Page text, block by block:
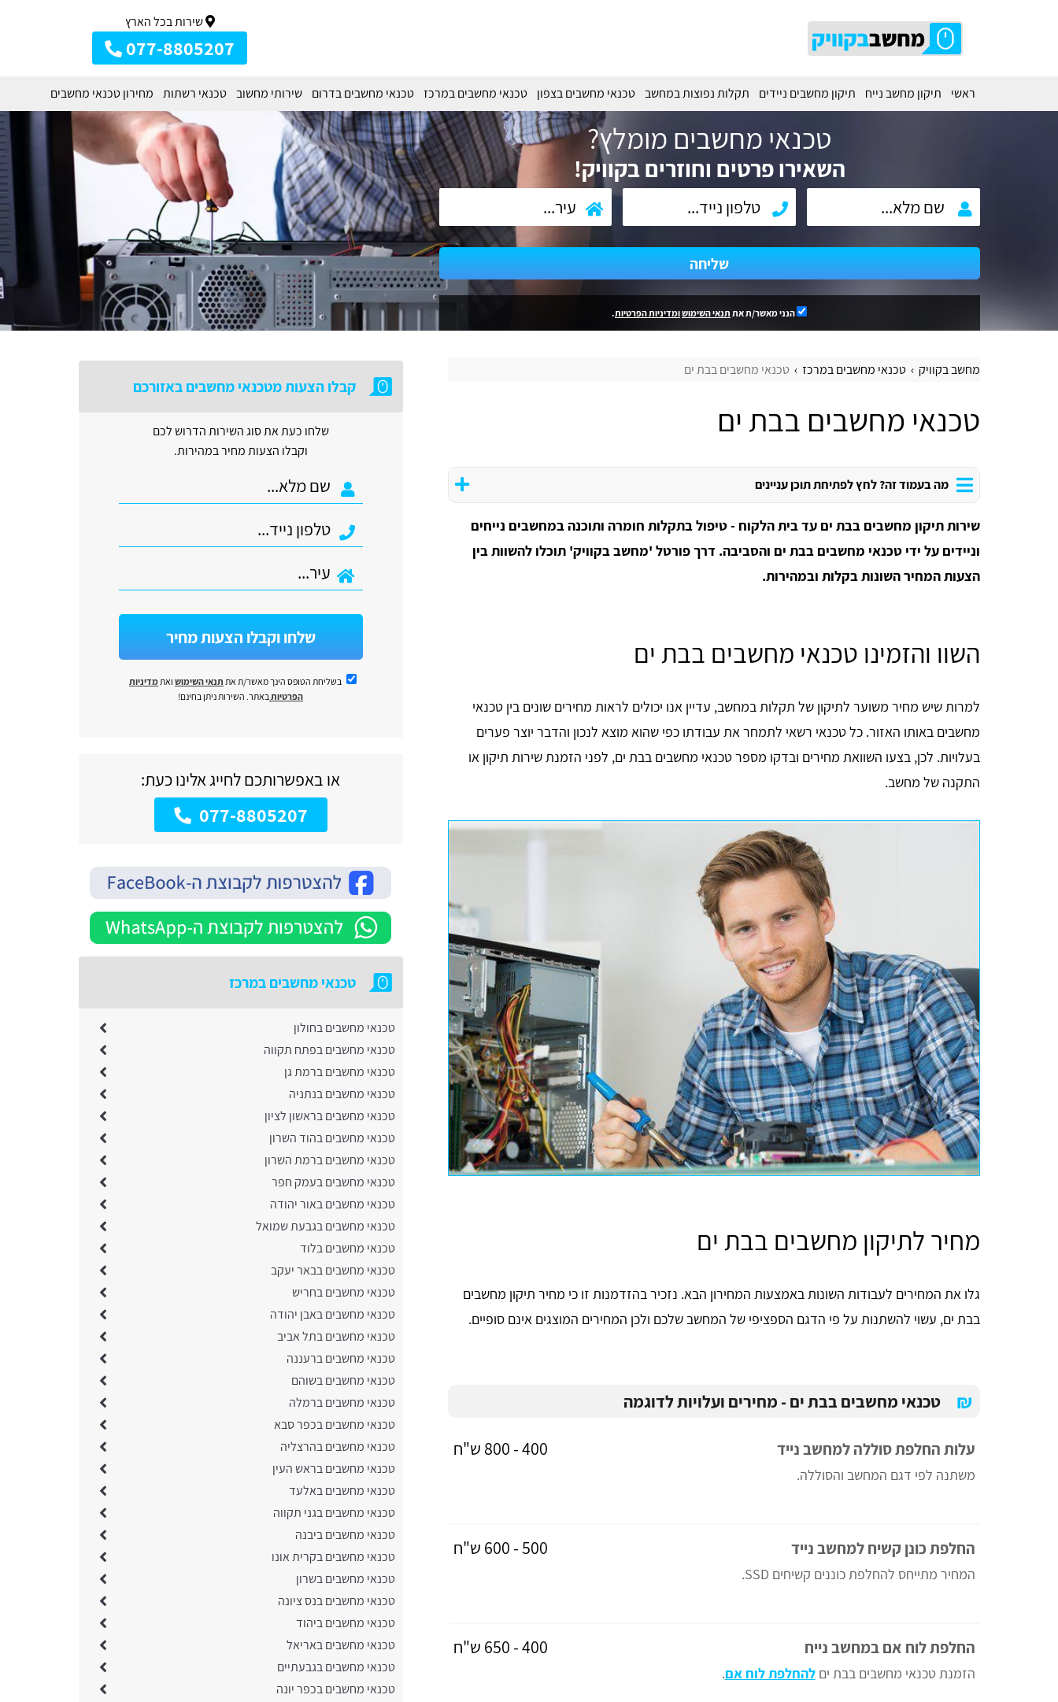
שירות בכל הארץ
077-8805207
ראשי תיקון מחשב נייח תיקון מחשבים ניידים תקלות נפוצות במחשב טכנאי מחשבים בצפון טכנאי מחשבים במרכז טכנאי מחשבים בדרום שירותי מחשוב טכנאי רשתות מחירון טכנאי מחשבים
טכנאי מחשבים מומלץ?
השאירו פרטים וחוזרים בקוויק!
שליחה
הנני מאשר/ת את תנאי השימושומדיניות הפרטיות.
מחשב בקוויק טכנאי מחשבים במרכז טכנאי מחשבים בבת ים
טכנאי מחשבים בבת ים
מה בעמוד זה? לחץ לפתיחת תוכן עניינים
שירות תיקון מחשבים בבת ים עד בית הלקוח - טיפול בתקלות חומרה ותוכנה במחשבים נייחים
וניידים על ידי טכנאי מחשבים בבת ים והסביבה. דרך פורטל 'מחשב בקוויק' תוכלו להשוות בין
הצעות המחיר השונות בקלות ובמהירות.
השוו והזמינו טכנאי מחשבים בבת ים
למרות שיש מחיר משוער לתיקון של תקלות במחשב, עדיין אנו יכולים לראות מחירים שונים בין טכנאי
מחשבים באותו האזור. כל טכנאי רשאי לתמחר את עבודתו כפי שהוא מוצא לנכון והדבר יוצר פערים
בעלויות. לכן, בצעו השוואת מחירים ובדקו מספר טכנאי מחשבים בבת ים, לפני הזמנת שירות תיקון או
התקנה של מחשב.
מחיר לתיקון מחשבים בבת ים
גלו את המחירים לעבודות השונות באמצעות המחירון הבא. נזכיר בהזדמנות זו כי מחיר תיקון מחשבים
בבת ים, עשוי להשתנות על פי הדגם הספציפי של המחשב שלכם ולכן המחירים המוצגים אינם סופיים.
₪ טכנאי מחשבים בבת ים - מחירים ועלויות לדוגמה
עלות החלפת סוללה למחשב נייד
משתנה לפי דגם המחשב והסוללה.
400 - 800 ש"ח
החלפת כונן קשיח למחשב נייד
המחיר מתייחס להחלפת כוננים קשיחים SSD.
500 - 600 ש"ח
החלפת לוח אם במחשב נייח
הזמנת טכנאי מחשבים בבת יםלהחלפת לוח אם.
400 - 650 ש"ח
קבלו הצעות מטכנאי מחשבים באזורכם
שלחו כעת את סוג השירות הדרוש לכם
וקבלו הצעות מחיר במהירות.
שלחו וקבלו הצעות מחיר
בשליחת הטופס הינך מאשר/ת את תנאי השימושואתמדיניות
הפרטיותבאתר. השירות ניתן בחינם!
או באפשרותכם לחייג אלינו כעת:
077-8805207
טכנאי מחשבים במרכז
טכנאי מחשבים בחולון
טכנאי מחשבים בפתח תקווה
טכנאי מחשבים ברמת גן
טכנאי מחשבים בנתניה
טכנאי מחשבים בראשון לציון
טכנאי מחשבים בהוד השרון
טכנאי מחשבים ברמת השרון
טכנאי מחשבים בעמק חפר
טכנאי מחשבים באור יהודה
טכנאי מחשבים בגבעת שמואל
טכנאי מחשבים בלוד
טכנאי מחשבים בבאר יעקב
טכנאי מחשבים בחריש
טכנאי מחשבים באבן יהודה
טכנאי מחשבים בתל אביב
טכנאי מחשבים ברעננה
טכנאי מחשבים בשוהם
טכנאי מחשבים ברמלה
טכנאי מחשבים בכפר סבא
טכנאי מחשבים בהרצליה
טכנאי מחשבים בראש העין
טכנאי מחשבים באלעד
טכנאי מחשבים בגני תקווה
טכנאי מחשבים ביבנה
טכנאי מחשבים בקרית אונו
טכנאי מחשבים בשרון
טכנאי מחשבים בנס ציונה
טכנאי מחשבים ביהוד
טכנאי מחשבים באריאל
טכנאי מחשבים בגבעתיים
טכנאי מחשבים בכפר יונה